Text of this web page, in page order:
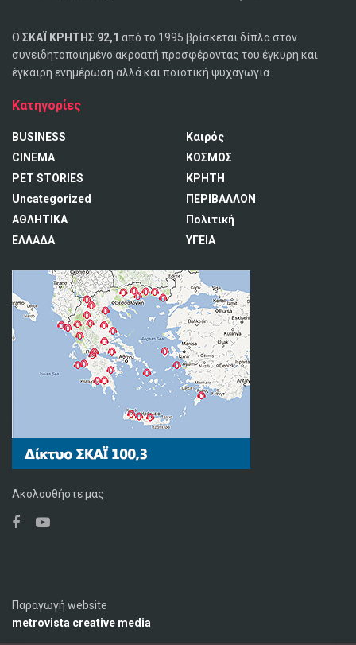
Ο ΣΚΑΪ ΚΡΗΤΗΣ 92,1 από το 1995 βρίσκεται δίπλα στον
συνειδητοποιημένο ακροατή προσφέροντας του έγκυρη και
έγκαιρη ενημέρωση αλλά και ποιοτική ψυχαγωγία.
Κατηγορίες
BUSINESS
CINEMA
PET STORIES
Uncategorized
ΑΘΛΗΤΙΚΑ
ΕΛΛΑΔΑ
Καιρός
ΚΟΣΜΟΣ
ΚΡΗΤΗ
ΠΕΡΙΒΑΛΛΟΝ
Πολιτική
ΥΓΕΙΑ
Ακολουθήστε μας
Παραγωγή website
metrovista creative media